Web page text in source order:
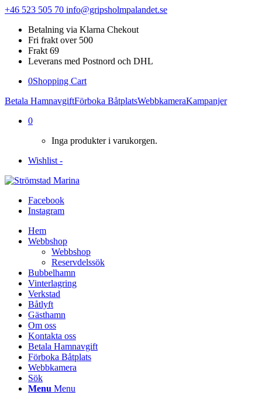
+46 523 505 70 info@gripsholmpalandet.se
Betalning via Klarna Chekout
Fri frakt over 500
Frakt 69
Leverans med Postnord och DHL
0Shopping Cart
Betala HamnavgiftFörboka BåtplatsWebbkameraKampanjer
0
Inga produkter i varukorgen.
Wishlist -
Facebook
Instagram
Hem
Webbshop
Webbshop
Reservdelssök
Bubbelhamn
Vinterlagring
Verkstad
Båtlyft
Gästhamn
Om oss
Kontakta oss
Betala Hamnavgift
Förboka Båtplats
Webbkamera
Sök
Menu Menu